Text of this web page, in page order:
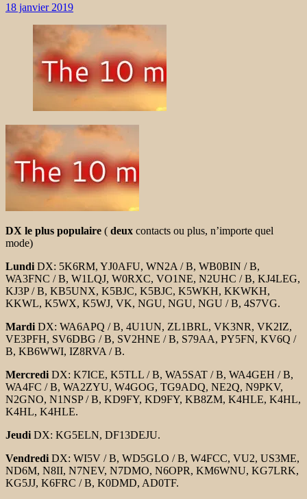
18 janvier 2019
DX le plus populaire ( deux contacts ou plus, n’importe quel
mode)
Lundi DX: 5K6RM, YJ0AFU, WN2A / B, WB0BIN / B,
WA3FNC / B, W1LQJ, W0RXC, VO1NE, N2UHC / B, KJ4LEG,
KJ3P / B, KB5UNX, K5BJC, K5BJC, K5WKH, KKWKH,
KKWL, K5WX, K5WJ, VK, NGU, NGU, NGU / B, 4S7VG.
Mardi DX: WA6APQ / B, 4U1UN, ZL1BRL, VK3NR, VK2IZ,
VE3PFH, SV6DBG / B, SV2HNE / B, S79AA, PY5FN, KV6Q /
B, KB6WWI, IZ8RVA / B.
Mercredi DX: K7ICE, K5TLL / B, WA5SAT / B, WA4GEH / B,
WA4FC / B, WA2ZYU, W4GOG, TG9ADQ, NE2Q, N9PKV,
N2GNO, N1NSP / B, KD9FY, KD9FY, KB8ZM, K4HLE, K4HL,
K4HL, K4HLE.
Jeudi DX: KG5ELN, DF13DEJU.
Vendredi DX: WI5V / B, WD5GLO / B, W4FCC, VU2, US3ME,
ND6M, N8II, N7NEV, N7DMO, N6OPR, KM6WNU, KG7LRK,
KG5JJ, K6FRC / B, K0DMD, AD0TF.